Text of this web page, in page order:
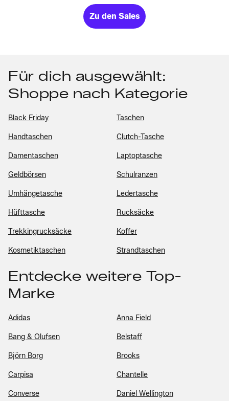
Zu den Sales
Für dich ausgewählt:
Shoppe nach Kategorie
Black Friday Taschen
Handtaschen Clutch-Tasche
Damentaschen Laptoptasche
Geldbörsen Schulranzen
Umhängetasche Ledertasche
Hüfttasche Rucksäcke
Trekkingrucksäcke Koffer
Kosmetiktaschen Strandtaschen
Entdecke weitere Top-
Marke
Adidas Anna Field
Bang & Olufsen Belstaff
Björn Borg Brooks
Carpisa Chantelle
Converse Daniel Wellington